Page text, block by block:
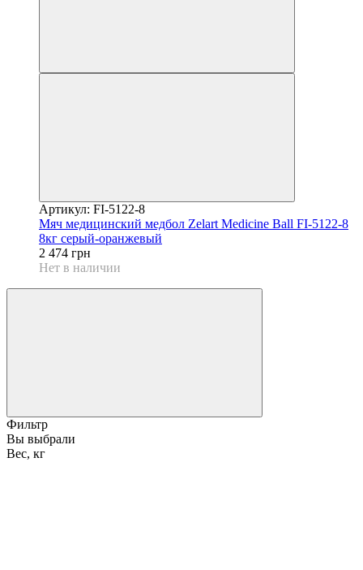
Артикул: FI-5122-8
Мяч медицинский медбол Zelart Medicine Ball FI-5122-8
8кг серый-оранжевый
2 474 грн
Нет в наличии
Фильтр
Вы выбрали
Вес, кг